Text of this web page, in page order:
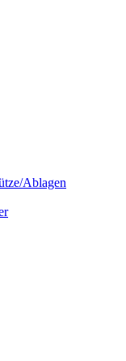
Ablagen